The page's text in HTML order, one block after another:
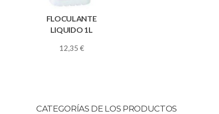
FLOCULANTE
LIQUIDO 1L
12,35 €
CATEGORÍAS DE LOS PRODUCTOS